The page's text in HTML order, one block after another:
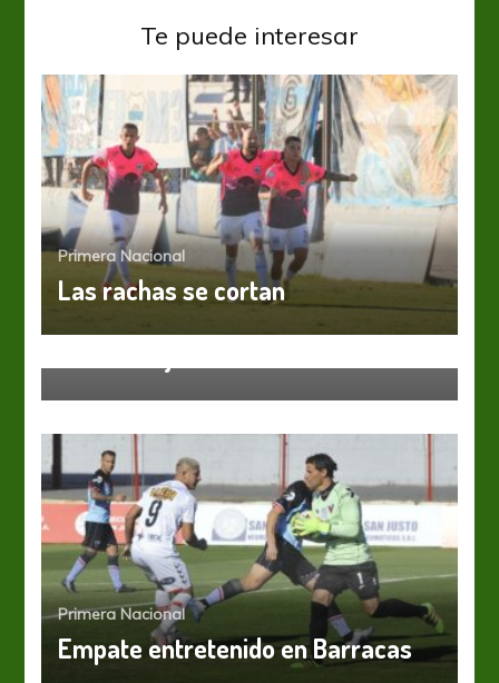
Te puede interesar
Primera Nacional
Las rachas se cortan
Primera Nacional
Empate entretenido en Barracas